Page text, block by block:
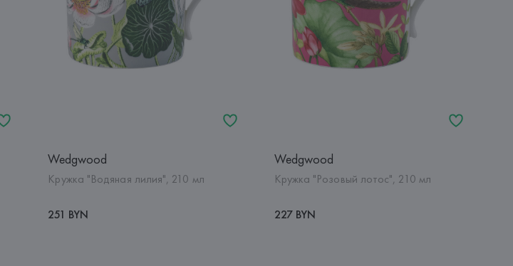
Wedgwood
Кружка "Водяная лилия", 210 мл
251 BYN
Wedgwood
Кружка "Розовый лотос", 210 мл
227 BYN